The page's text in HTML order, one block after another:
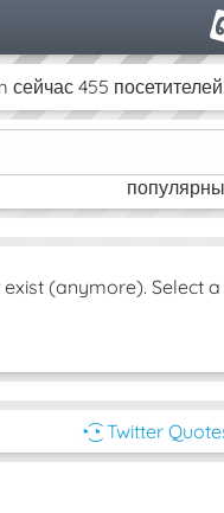
455 посетителей.
(anymore). Select
◔͜͡◔ Twitter